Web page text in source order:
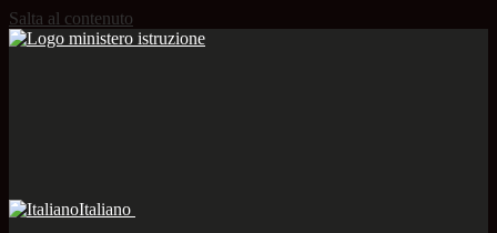
Salta al contenuto
Italiano